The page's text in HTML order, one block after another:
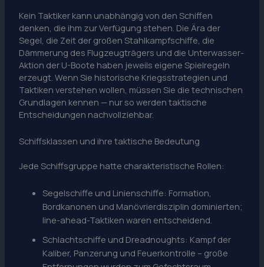
Kein Taktiker kann unabhängig von den Schiffen
denken, die ihm zur Verfügung stehen. Die Ära der
Segel, die Zeit der großen Stahlkampfschiffe, die
Dämmerung des Flugzeugträgers und die Unterwasser-
Aktion der U-Boote haben jeweils eigene Spielregeln
erzeugt. Wenn Sie historische Kriegsstrategien und
Taktiken verstehen wollen, müssen Sie die technischen
Grundlagen kennen — nur so werden taktische
Entscheidungen nachvollziehbar.
Schiffsklassen und ihre taktische Bedeutung
Jede Schiffsgruppe hatte charakteristische Rollen:
Segelschiffe und Linienschiffe: Formation,
Bordkanonen und Manövrierdisziplin dominierten;
line-ahead-Taktiken waren entscheidend.
Schlachtschiffe und Dreadnoughts: Kampf der
Kaliber, Panzerung und Feuerkontrolle – große